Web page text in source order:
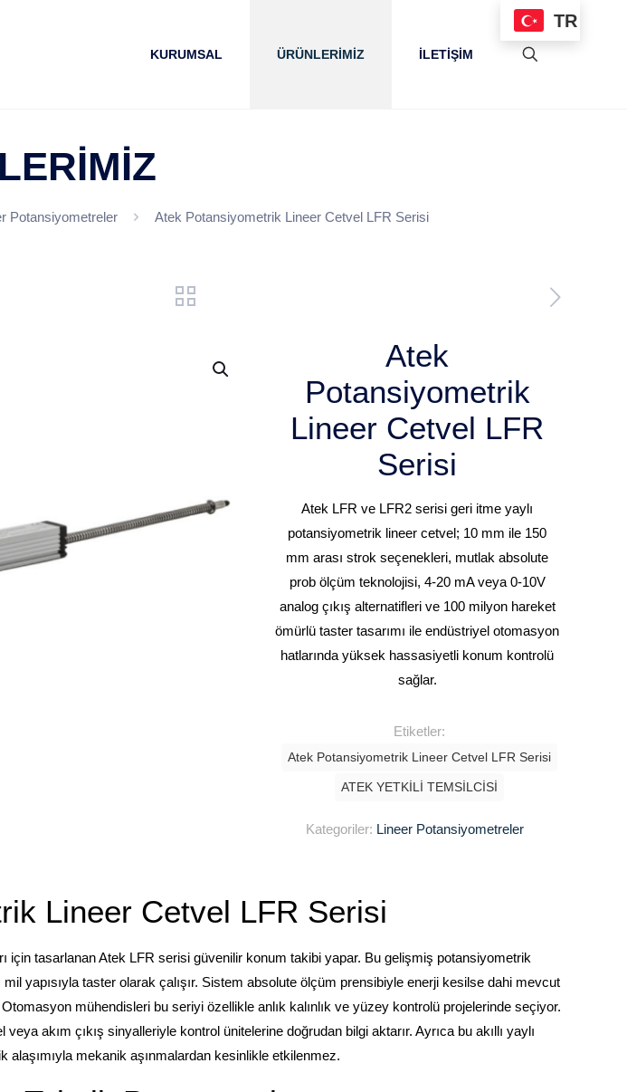
KURUMSAL ÜRÜNLERİMİZ İLETİŞİM
TR
Potansiyometreler Atek Potansiyometrik Lineer Cetvel LFR Serisi
Atek
Potansiyometrik
Lineer Cetvel LFR
Serisi
Atek LFR ve LFR2 serisi geri itme yaylı
potansiyometrik lineer cetvel; 10 mm ile 150
mm arası strok seçenekleri, mutlak absolute
prob ölçüm teknolojisi, 4-20 mA veya 0-10V
analog çıkış alternatifleri ve 100 milyon hareket
ömürlü taster tasarımı ile endüstriyel otomasyon
hatlarında yüksek hassasiyetli konum kontrolü
sağlar.
Kategoriler: Lineer Potansiyometreler
Etiketler:
Atek Potansiyometrik Lineer Cetvel LFR Serisi
ATEK YETKİLİ TEMSİLCİSİ
Lineer Cetvel LFR Serisi
için tasarlanan Atek LFR serisi güvenilir konum takibi yapar. Bu gelişmiş potansiyometrik
mil yapısıyla taster olarak çalışır. Sistem absolute ölçüm prensibiyle enerji kesilse dahi mevcut
mühendisleri bu seriyi özellikle anlık kalınlık ve yüzey kontrolü projelerinde seçiyor.
veya akım çıkış sinyalleriyle kontrol ünitelerine doğrudan bilgi aktarır. Ayrıca bu akıllı yaylı
alaşımıyla mekanik aşınmalardan kesinlikle etkilenmez.